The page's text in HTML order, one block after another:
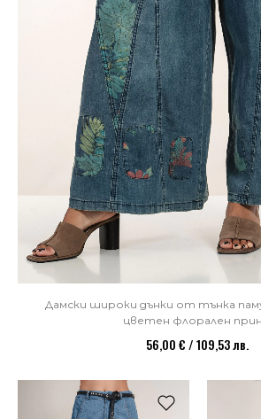
Дамски широки дънки от тънка
цветен флорален
56,00 € / 109,53 лв.